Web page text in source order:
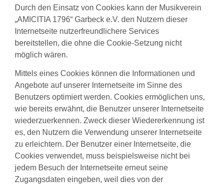
Durch den Einsatz von Cookies kann der Musikverein
„AMICITIA 1796“ Garbeck e.V. den Nutzern dieser
Internetseite nutzerfreundlichere Services
bereitstellen, die ohne die Cookie-Setzung nicht
möglich wären.
Mittels eines Cookies können die Informationen und
Angebote auf unserer Internetseite im Sinne des
Benutzers optimiert werden. Cookies ermöglichen uns,
wie bereits erwähnt, die Benutzer unserer Internetseite
wiederzuerkennen. Zweck dieser Wiedererkennung ist
es, den Nutzern die Verwendung unserer Internetseite
zu erleichtern. Der Benutzer einer Internetseite, die
Cookies verwendet, muss beispielsweise nicht bei
jedem Besuch der Internetseite erneut seine
Zugangsdaten eingeben, weil dies von der